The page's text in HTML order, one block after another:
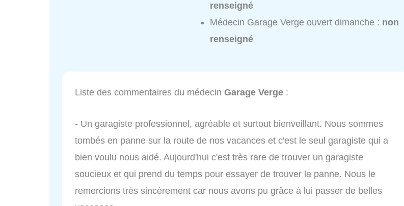
renseigné
Médecin Garage Verge ouvert dimanche : non
renseigné
Liste des commentaires du médecin Garage Verge :
- Un garagiste professionnel, agréable et surtout bienveillant. Nous sommes
tombés en panne sur la route de nos vacances et c'est le seul garagiste qui a
bien voulu nous aidé. Aujourd'hui c'est très rare de trouver un garagiste
soucieux et qui prend du temps pour essayer de trouver la panne. Nous le
remercions très sincèrement car nous avons pu grâce à lui passer de belles